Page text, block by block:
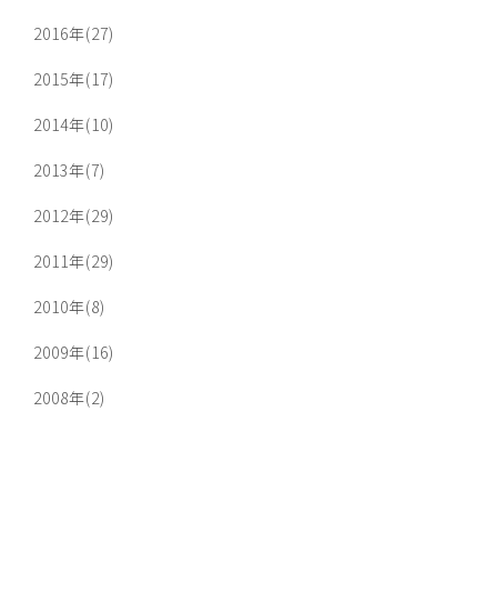
2016年(27)
2015年(17)
2014年(10)
2013年(7)
2012年(29)
2011年(29)
2010年(8)
2009年(16)
2008年(2)